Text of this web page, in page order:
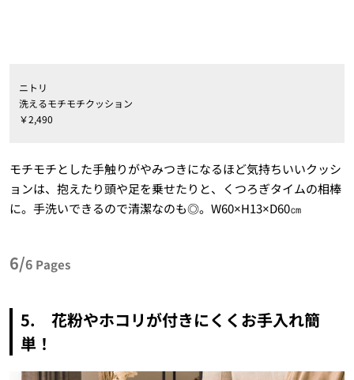
ニトリ
洗えるモチモチクッション
￥2,490
モチモチとした手触りがやみつきになるほど気持ちいいクッシ
ョンは、抱えたり頭や足を乗せたりと、くつろぎタイムの相棒
に。手洗いできるので清潔なのも◎。W60×H13×D60㎝
6/6 Pages
5. 花粉やホコリが付きにくくお手入れ簡
単！